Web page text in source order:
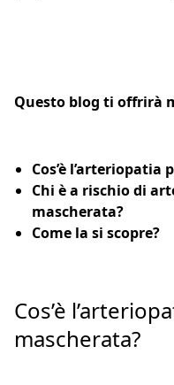
Questo blog ti offrirà
Cos’è
Chi è a rischio di
mascherata?
Come la si scopre?
Cos’è
mascherata?